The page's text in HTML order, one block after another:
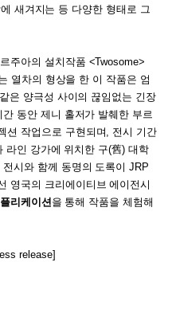
새겨지는 등 다양한 형태로 그
주아의 설치작품 <Twosome>
열차의 형상을 한 이 작품은 엄
은 양극성 사이의 끊임없는 긴장
동안 제니 홀저가 발췌한 부르
션 작업으로 구현되며, 전시 기간
라인 강가에 위치한 구(舊) 대학
시와 함께 동명의 도록이 JRP
영국의 크리에이티브 에이전시
리케이션을 통해 작품을 체험해
release]